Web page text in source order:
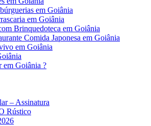
em Goiânia
em Goiânia
Brinquedoteca em Goiânia
Comida Japonesa em Goiânia
em Goiânia
em Goiânia ?
– Assinatura
Rústico